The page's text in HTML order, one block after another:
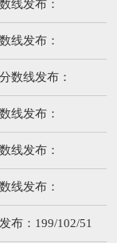
线发布：
线发布：
数线发布：
线发布：
线发布：
线发布：
布：199/102/51